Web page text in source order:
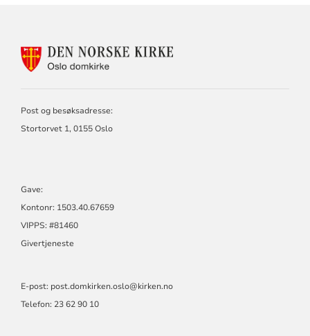
KONTAKTINFORMASJON
Post og besøksadresse:
Stortorvet 1, 0155 Oslo
Gave:
Kontonr: 1503.40.67659
VIPPS: #81460
Givertjeneste
E-post: post.domkirken.oslo@kirken.no
Telefon: 23 62 90 10